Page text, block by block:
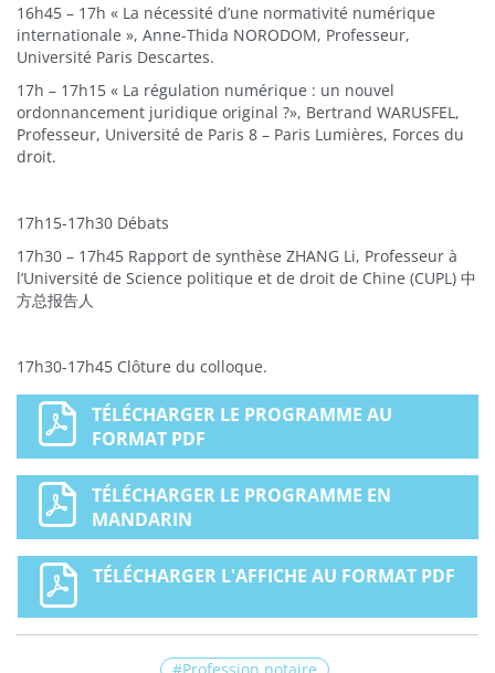
16h45 – 17h « La nécessité d’une normativité numérique
internationale », Anne-Thida NORODOM, Professeur,
Université Paris Descartes.
17h – 17h15 « La régulation numérique : un nouvel
ordonnancement juridique original ?», Bertrand WARUSFEL,
Professeur, Université de Paris 8 – Paris Lumières, Forces du
droit.
17h15-17h30 Débats
17h30 – 17h45 Rapport de synthèse ZHANG Li, Professeur à
l’Université de Science politique et de droit de Chine (CUPL) 中
方总报告人
17h30-17h45 Clôture du colloque.
TÉLÉCHARGER LE PROGRAMME AU
FORMAT PDF
TÉLÉCHARGER LE PROGRAMME EN
MANDARIN
TÉLÉCHARGER L'AFFICHE AU FORMAT PDF